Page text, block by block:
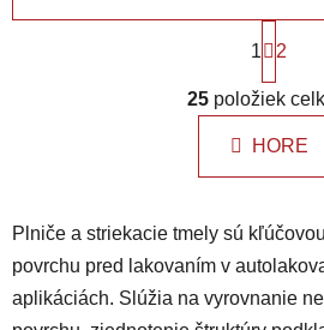
O
v
l
á
d
c
i
e
S
t
á
n
k
n
i
e
1 2
25položiek
HORE
Plniče a striekacie tmely sú
povrchu pred lakovaním v
aplikáciách. Slúžia na vyrovnanie